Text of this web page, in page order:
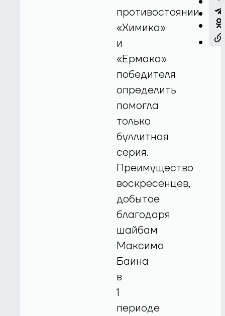
противостоянии
«Химика»
и
«Ермака»
победителя
определить
помогла
только
буллитная
серия.
Преимущество
воскресенцев,
добытое
благодаря
шайбам
Максима
Баина
в
1
периоде